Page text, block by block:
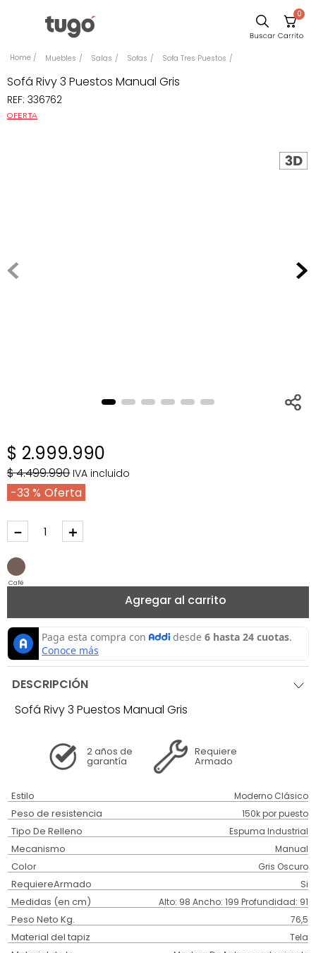
0
Muebles Salas Sofas Sofa Tres Puestos
Sofá Rivy 3 Puestos Manual Gris
REF: 336762
OFERTA
$ 2.999.990
$4.499.990 IVA incluido
33 %
＋
－
Café
Agregar al carrito
DESCRIPCIÓN
Sofá Rivy 3 Puestos Manual Gris
2 años de
garantía
Requiere
Armado
Estilo Moderno Clásico
Peso de resistencia 150k por puesto
Tipo De Relleno Espuma Industrial
Mecanismo Manual
Color Gris Oscuro
RequiereArmado Si
Medidas (en cm) Alto: 98 Ancho: 199 Profundidad: 91
Peso Neto Kg. 76,5
Material del tapiz Tela
Comedor
Silla